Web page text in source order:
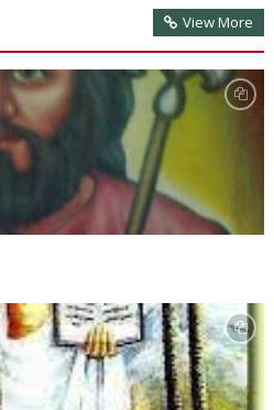
View More